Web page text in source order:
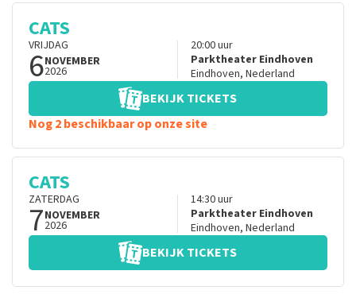
CATS
VRIJDAG
6NOVEMBER
2026
20:00uur
Parktheater Eindhoven
Eindhoven, Nederland
BEKIJK TICKETS
Nog 2 beschikbaar op onze site
CATS
ZATERDAG
7NOVEMBER
2026
14:30uur
Parktheater Eindhoven
Eindhoven, Nederland
BEKIJK TICKETS